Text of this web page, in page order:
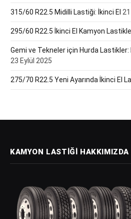
315/60 R22.5 Midilli Lastiği: İkinci El
295/60 R22.5 İkinci El Kamyon
Gemi ve Tekneler için Hurda Lastikler:
23 Eylül 2025
275/70 R22.5 Yeni Ayarında İkinci El
KAMYON LASTIĞI HAKKIMIZDA